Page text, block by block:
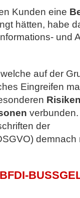
Kunden eine
hätten, habe
und
auf der
Eingreifen
der
demnach